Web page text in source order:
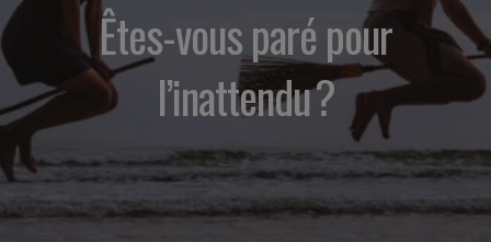
Êtes-vous paré pour
l’inattendu ?